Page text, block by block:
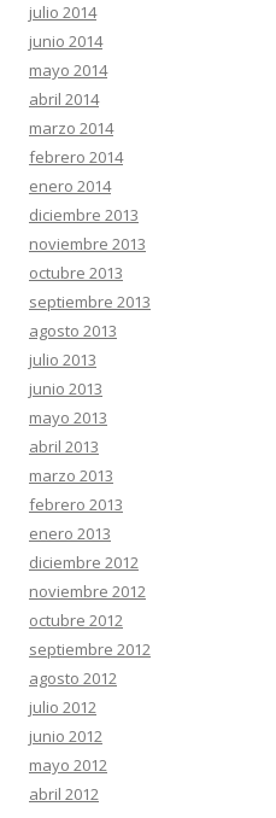
julio 2014
junio 2014
mayo 2014
abril 2014
marzo 2014
febrero 2014
enero 2014
diciembre 2013
noviembre 2013
octubre 2013
septiembre 2013
agosto 2013
julio 2013
junio 2013
mayo 2013
abril 2013
marzo 2013
febrero 2013
enero 2013
diciembre 2012
noviembre 2012
octubre 2012
septiembre 2012
agosto 2012
julio 2012
junio 2012
mayo 2012
abril 2012